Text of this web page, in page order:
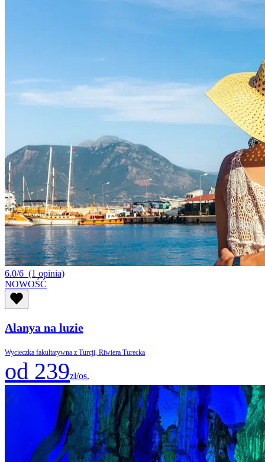
6.0/6 (1 opinia)
NOWOŚĆ
Alanya na luzie
Wycieczka fakultatywna z Turcji, Riwiera Turecka
od 239zł/os.